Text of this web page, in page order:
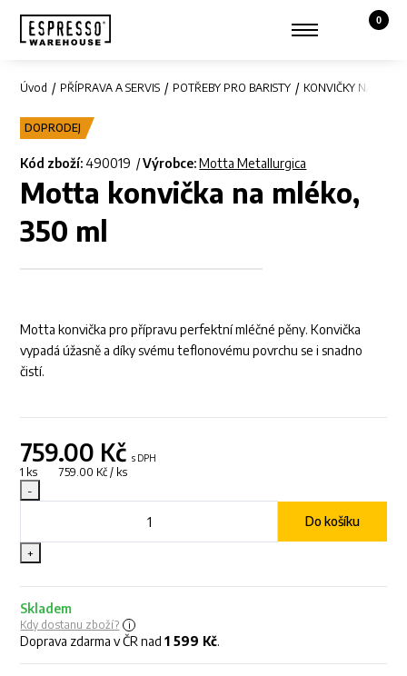
Zobrazit hledání
0
Košík,
Úvod PŘÍPRAVA A SERVIS POTŘEBY PRO BARISTY KONVIČKY NA
DOPRODEJ
Kód zboží:490019 Výrobce: Motta Metallurgica
Motta konvička na mléko,
350 ml
Motta konvička pro přípravu perfektní mléčné pěny. Konvička
vypadá úžasně a díky svému teflonovému povrchu se i snadno
čistí.
759.00 Kčs DPH
1 ks 759.00 Kč / ks
-
+
Do košíku
Skladem
Kdy dostanu zboží?
Doprava zdarma v ČR nad1 599 Kč.